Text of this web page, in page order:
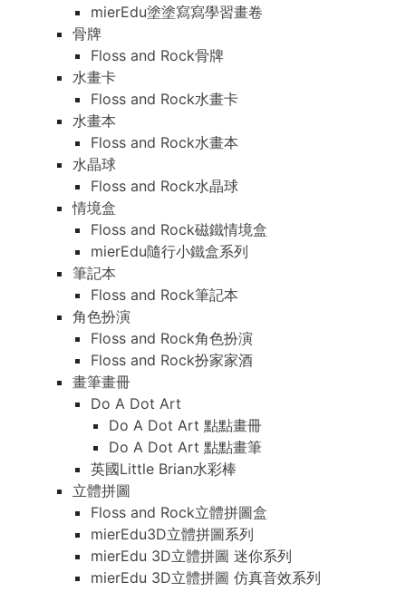
mierEdu塗塗寫寫學習畫卷
骨牌
Floss and Rock骨牌
水畫卡
Floss and Rock水畫卡
水畫本
Floss and Rock水畫本
水晶球
Floss and Rock水晶球
情境盒
Floss and Rock磁鐵情境盒
mierEdu隨行小鐵盒系列
筆記本
Floss and Rock筆記本
角色扮演
Floss and Rock角色扮演
Floss and Rock扮家家酒
畫筆畫冊
Do A Dot Art
Do A Dot Art 點點畫冊
Do A Dot Art 點點畫筆
英國Little Brian水彩棒
立體拼圖
Floss and Rock立體拼圖盒
mierEdu3D立體拼圖系列
mierEdu 3D立體拼圖 迷你系列
mierEdu 3D立體拼圖 仿真音效系列